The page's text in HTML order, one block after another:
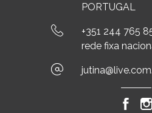
PORTUGAL
+351 244 765
rede fixa